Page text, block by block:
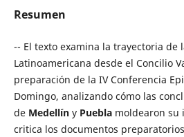
Resumen
-- El texto examina la trayectoria de
Latinoamericana desde el Concilio
preparación de la IV Conferencia
Domingo, analizando cómo las
de Medellíny Pueblamoldearon su
critica los documentos